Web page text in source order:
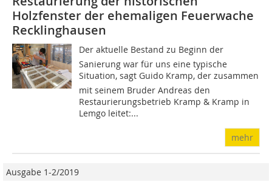
Holzfenster der ehemaligen Feuerwache
Recklinghausen
Der aktuelle Bestand zu Beginn der
Sanierung war für uns eine typische
Situation, sagt Guido Kramp, der zusammen
mit seinem Bruder Andreas den
Restaurierungsbetrieb Kramp & Kramp in
Lemgo leitet:...
mehr
Ausgabe 1-2/2019